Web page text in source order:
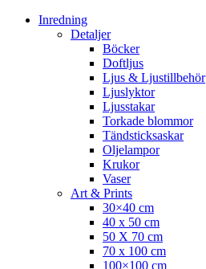
Inredning
Detaljer
Böcker
Doftljus
Ljus & Ljustillbehör
Ljuslyktor
Ljusstakar
Torkade blommor
Tändsticksaskar
Oljelampor
Krukor
Vaser
Art & Prints
30×40 cm
40 x 50 cm
50 X 70 cm
70 x 100 cm
100×100 cm